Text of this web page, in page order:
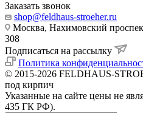
Заказать звонок
shop@feldhaus-stroeher.ru
Москва, Нахимовский
308
Подписаться на рассылку
Политика
© 2015-2026 FELDHAUS-
под кирпич
Указанные на сайте цены не
435 ГК РФ).